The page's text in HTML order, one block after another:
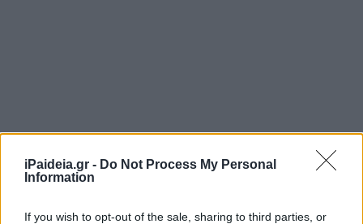
iPaideia.gr - Do Not Process My Personal
Information
If you wish to opt-out of the sale, sharing to third parties, or